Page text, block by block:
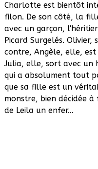
Charlotte est bientôt
filon. De son côté, la
avec un garçon,
Picard Surgelés. Olivier,
contre, Angèle, elle, est
Julia, elle, sort avec un
qui a absolument tout
que sa fille est un
monstre, bien décidée
de Leila un enfer...